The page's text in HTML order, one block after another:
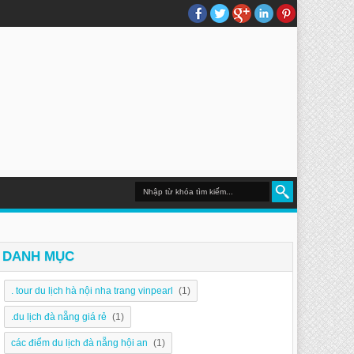
DANH MỤC
. tour du lịch hà nội nha trang vinpearl (1)
.du lịch đà nẵng giá rẻ (1)
các điểm du lịch đà nẵng hội an (1)